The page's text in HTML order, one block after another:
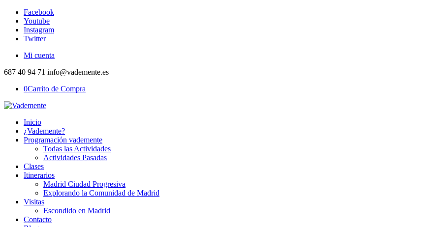
Facebook
Youtube
Instagram
Twitter
Mi cuenta
687 40 94 71 info@vademente.es
0Carrito de Compra
Inicio
¿Vademente?
Programación vademente
Todas las Actividades
Actividades Pasadas
Clases
Itinerarios
Madrid Ciudad Progresiva
Explorando la Comunidad de Madrid
Visitas
Escondido en Madrid
Contacto